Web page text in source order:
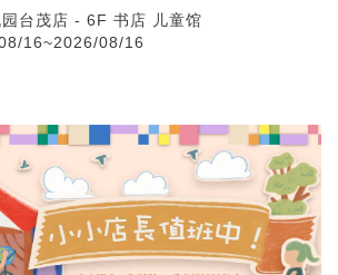
台茂店 - 6F 书店 儿童馆
16~2026/08/16